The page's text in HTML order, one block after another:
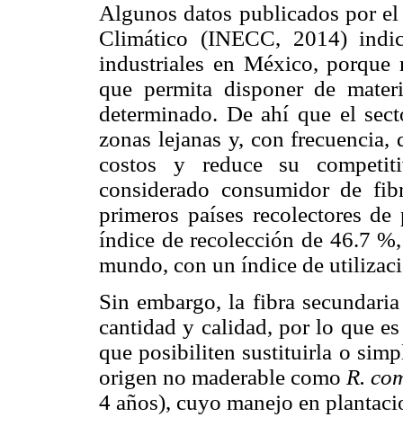
Algunos datos publicados por
Climático (INECC, 2014)
industriales en México,
que permita disponer de
determinado. De ahí que el
zonas lejanas y, con
costos y reduce su
considerado consumidor de
primeros países recolectores
índice de recolección de 46.7
mundo, con un índice de
Sin embargo, la fibra
cantidad y calidad, por lo que
que posibiliten sustituirla o
origen no maderable como R.
4 años), cuyo manejo en